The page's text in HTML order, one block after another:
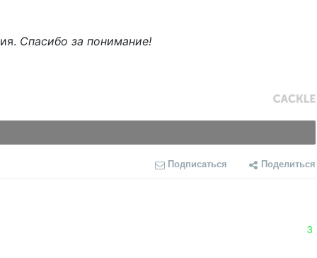
Спасибо за понимание!
Подписаться Поделиться
3